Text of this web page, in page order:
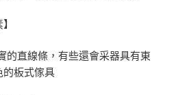
的直線條，有些還會采器具有東
的板式傢具